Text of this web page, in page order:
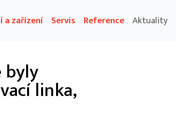
a zařízení Servis Reference Aktuality
byly
linka,